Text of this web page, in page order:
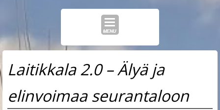
Skip
to
content
Laitikkala 2.0 – Älyä ja
elinvoimaa seurantaloon